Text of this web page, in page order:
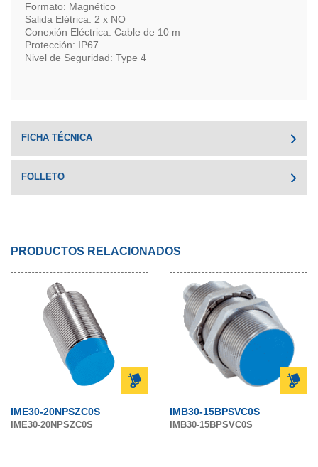
Formato: Magnético
Salida Elétrica: 2 x NO
Conexión Eléctrica: Cable de 10 m
Protección: IP67
Nivel de Seguridad: Type 4
FICHA TÉCNICA
FOLLETO
PRODUCTOS RELACIONADOS
IME30-20NPSZC0S
IME30-20NPSZC0S
IMB30-15BPSVC0S
IMB30-15BPSVC0S